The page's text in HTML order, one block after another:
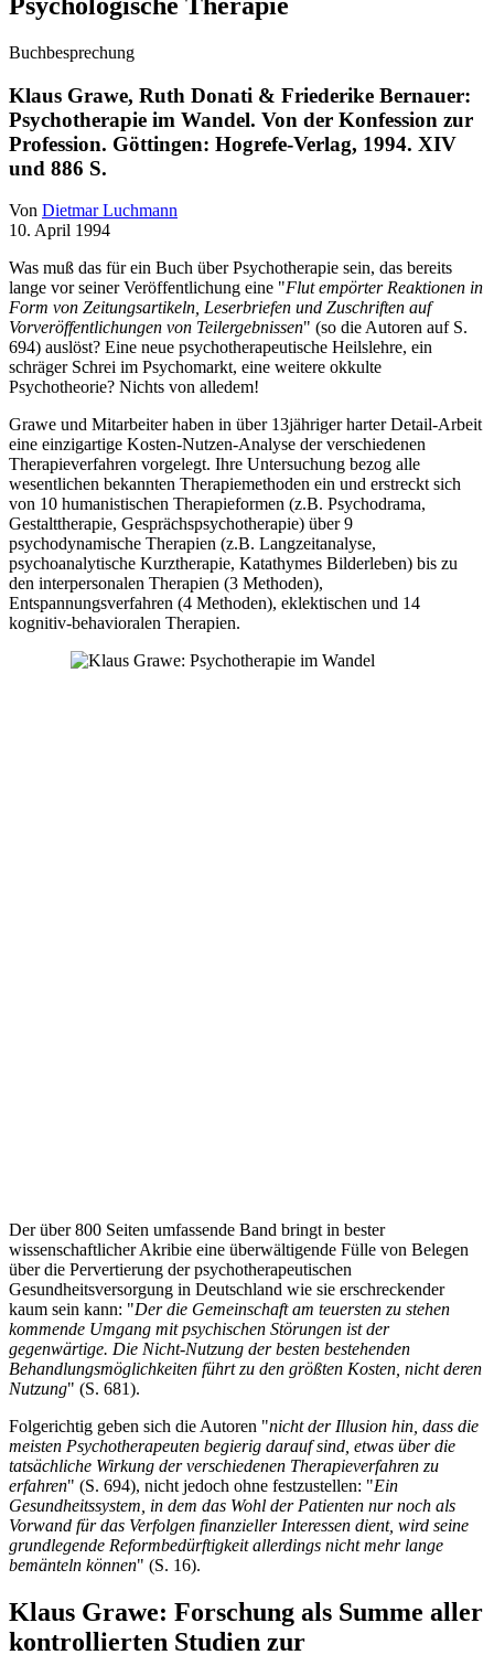
Buchbesprechung
Klaus Grawe, Ruth Donati & Friederike Bernauer:
Psychotherapie im Wandel. Von der Konfession zur
Profession. Göttingen: Hogrefe-Verlag, 1994. XIV
und 886 S.
Von Dietmar Luchmann
10. April 1994
Was muß das für ein Buch über Psychotherapie sein, das bereits
lange vor seiner Veröffentlichung eine "Flut empörter Reaktionen in
Form von Zeitungsartikeln, Leserbriefen und Zuschriften auf
Vorveröffentlichungen von Teilergebnissen" (so die Autoren auf S.
694) auslöst? Eine neue psychotherapeutische Heilslehre, ein
schräger Schrei im Psychomarkt, eine weitere okkulte
Psychotheorie? Nichts von alledem!
Grawe und Mitarbeiter haben in über 13jähriger harter Detail-Arbeit
eine einzigartige Kosten-Nutzen-Analyse der verschiedenen
Therapieverfahren vorgelegt. Ihre Untersuchung bezog alle
wesentlichen bekannten Therapiemethoden ein und erstreckt sich
von 10 humanistischen Therapieformen (z.B. Psychodrama,
Gestalttherapie, Gesprächspsychotherapie) über 9
psychodynamische Therapien (z.B. Langzeitanalyse,
psychoanalytische Kurztherapie, Katathymes Bilderleben) bis zu
den interpersonalen Therapien (3 Methoden),
Entspannungsverfahren (4 Methoden), eklektischen und 14
kognitiv-behavioralen Therapien.
Der über 800 Seiten umfassende Band bringt in bester
wissenschaftlicher Akribie eine überwältigende Fülle von Belegen
über die Pervertierung der psychotherapeutischen
Gesundheitsversorgung in Deutschland wie sie erschreckender
kaum sein kann: "Der die Gemeinschaft am teuersten zu stehen
kommende Umgang mit psychischen Störungen ist der
gegenwärtige. Die Nicht-Nutzung der besten bestehenden
Behandlungsmöglichkeiten führt zu den größten Kosten, nicht deren
Nutzung" (S. 681).
Folgerichtig geben sich die Autoren "nicht der Illusion hin, dass die
meisten Psychotherapeuten begierig darauf sind, etwas über die
tatsächliche Wirkung der verschiedenen Therapieverfahren zu
erfahren" (S. 694), nicht jedoch ohne festzustellen: "Ein
Gesundheitssystem, in dem das Wohl der Patienten nur noch als
Vorwand für das Verfolgen finanzieller Interessen dient, wird seine
grundlegende Reformbedürftigkeit allerdings nicht mehr lange
bemänteln können" (S. 16).
Klaus Grawe: Forschung als Summe aller
kontrollierten Studien zur